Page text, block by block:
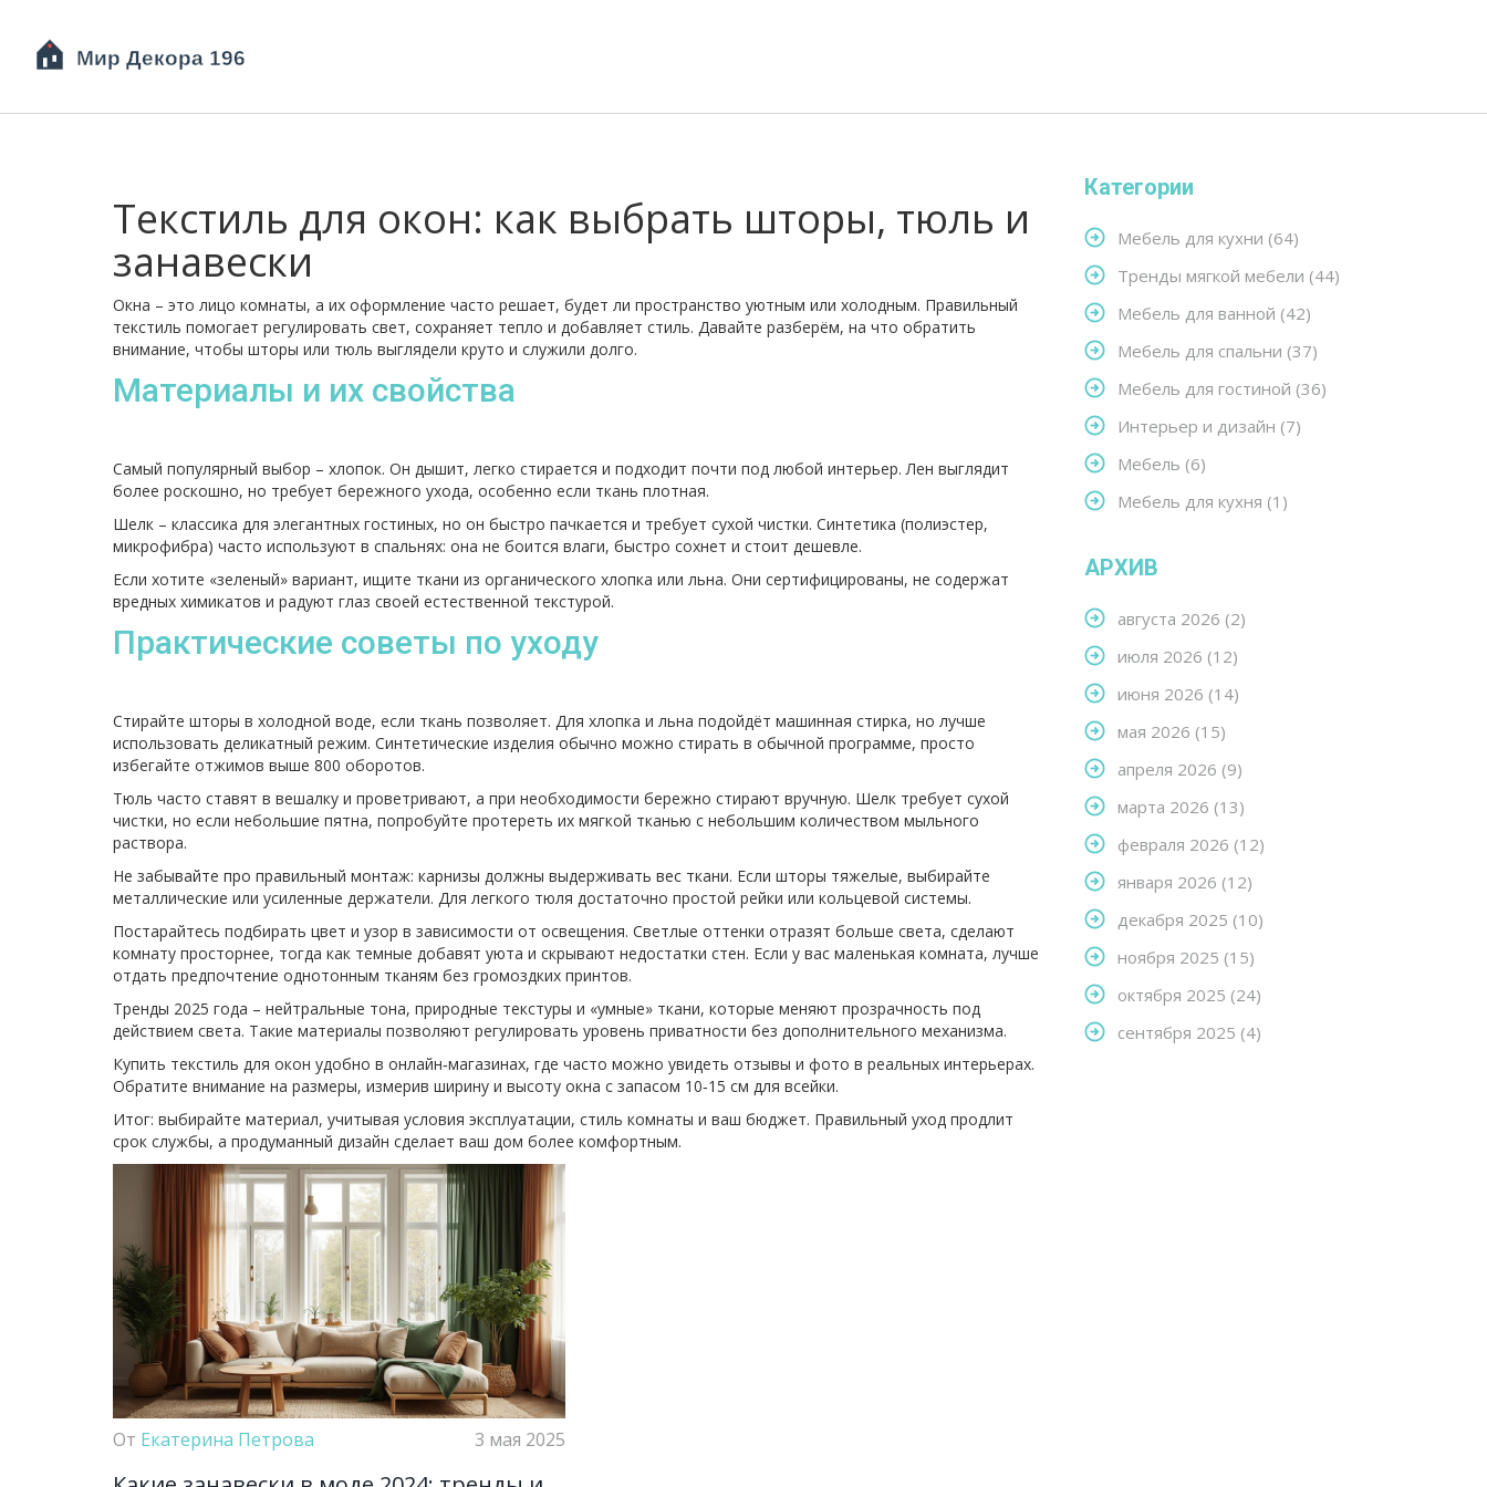
Текстиль для окон: как выбрать шторы, тюль и
занавески
Окна – это лицо комнаты, а их оформление часто решает, будет ли пространство уютным или холодным. Правильный
текстиль помогает регулировать свет, сохраняет тепло и добавляет стиль. Давайте разберём, на что обратить
внимание, чтобы шторы или тюль выглядели круто и служили долго.
Материалы и их свойства
Самый популярный выбор – хлопок. Он дышит, легко стирается и подходит почти под любой интерьер. Лен выглядит
более роскошно, но требует бережного ухода, особенно если ткань плотная.
Шелк – классика для элегантных гостиных, но он быстро пачкается и требует сухой чистки. Синтетика (полиэстер,
микрофибра) часто используют в спальнях: она не боится влаги, быстро сохнет и стоит дешевле.
Если хотите «зеленый» вариант, ищите ткани из органического хлопка или льна. Они сертифицированы, не содержат
вредных химикатов и радуют глаз своей естественной текстурой.
Практические советы по уходу
Стирайте шторы в холодной воде, если ткань позволяет. Для хлопка и льна подойдёт машинная стирка, но лучше
использовать деликатный режим. Синтетические изделия обычно можно стирать в обычной программе, просто
избегайте отжимов выше 800 оборотов.
Тюль часто ставят в вешалку и проветривают, а при необходимости бережно стирают вручную. Шелк требует сухой
чистки, но если небольшие пятна, попробуйте протереть их мягкой тканью с небольшим количеством мыльного
раствора.
Не забывайте про правильный монтаж: карнизы должны выдерживать вес ткани. Если шторы тяжелые, выбирайте
металлические или усиленные держатели. Для легкого тюля достаточно простой рейки или кольцевой системы.
Постарайтесь подбирать цвет и узор в зависимости от освещения. Светлые оттенки отразят больше света, сделают
комнату просторнее, тогда как темные добавят уюта и скрывают недостатки стен. Если у вас маленькая комната, лучше
отдать предпочтение однотонным тканям без громоздких принтов.
Тренды 2025 года – нейтральные тона, природные текстуры и «умные» ткани, которые меняют прозрачность под
действием света. Такие материалы позволяют регулировать уровень приватности без дополнительного механизма.
Купить текстиль для окон удобно в онлайн‑магазинах, где часто можно увидеть отзывы и фото в реальных интерьерах.
Обратите внимание на размеры, измерив ширину и высоту окна с запасом 10‑15 см для всейки.
Итог: выбирайте материал, учитывая условия эксплуатации, стиль комнаты и ваш бюджет. Правильный уход продлит
срок службы, а продуманный дизайн сделает ваш дом более комфортным.
От Екатерина Петрова 3 мая 2025
Категории
Мебель для кухни (64)
Тренды мягкой мебели (44)
Мебель для ванной (42)
Мебель для спальни (37)
Мебель для гостиной (36)
Интерьер и дизайн (7)
Мебель (6)
Мебель для кухня (1)
АРХИВ
августа 2026 (2)
июля 2026 (12)
июня 2026 (14)
мая 2026 (15)
апреля 2026 (9)
марта 2026 (13)
февраля 2026 (12)
января 2026 (12)
декабря 2025 (10)
ноября 2025 (15)
октября 2025 (24)
сентября 2025 (4)